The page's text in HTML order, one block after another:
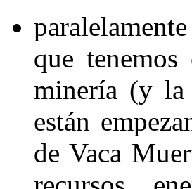
que tenemos
minería (y
están
deVaca